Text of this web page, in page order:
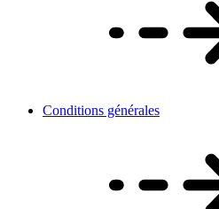
Conditions générales